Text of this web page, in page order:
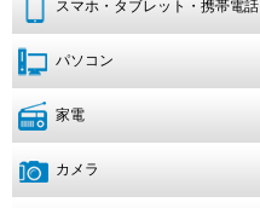
スマホ・タブレット・携帯電話
パソコン
家電
カメラ